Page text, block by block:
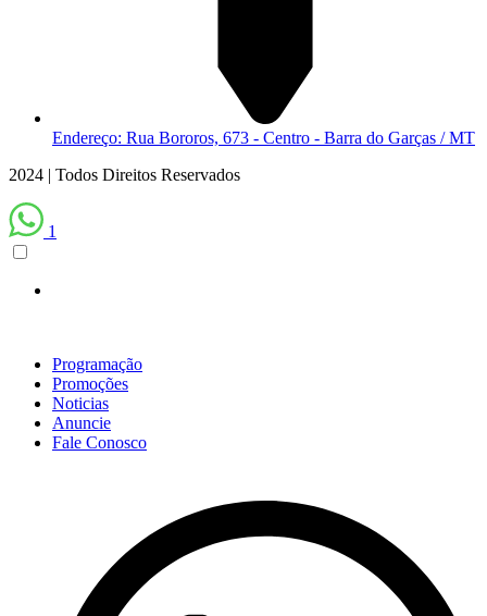
Endereço: Rua Bororos, 673 - Centro - Barra do Garças / MT
2024 | Todos Direitos Reservados
1
Programação
Promoções
Noticias
Anuncie
Fale Conosco